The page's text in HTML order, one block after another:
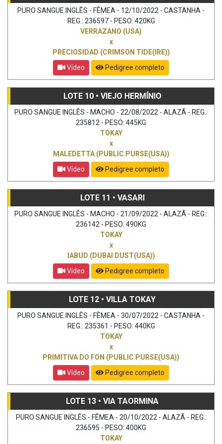
PURO SANGUE INGLÊS - FÊMEA - 12/10/2022 - CASTANHA -
REG.: 236597 - PESO: 420KG
VERRAZANO (USA)
x
PRECIOSIDAD (CRIMSON TIDE(IRE))
Vídeo
Pedigree completo
LOTE 10 • VIEJO HERMÍNIO
PURO SANGUE INGLÊS - MACHO - 22/08/2022 - ALAZÃ - REG.:
235812 - PESO: 445KG
TOKAY
x
MALEDETTA (PUBLIC PURSE(USA))
Vídeo
Pedigree completo
LOTE 11 • VASARI
PURO SANGUE INGLÊS - MACHO - 21/09/2022 - ALAZÃ - REG.:
236142 - PESO: 490KG
TOKAY
x
IABUD (DUBAI DUST(USA))
Vídeo
Pedigree completo
LOTE 12 • VILLA TOKAY
PURO SANGUE INGLÊS - FÊMEA - 30/07/2022 - CASTANHA -
REG.: 235361 - PESO: 440KG
TOKAY
x
PRIMITIVA DO FON (PUBLIC PURSE(USA))
Vídeo
Pedigree completo
LOTE 13 • VIA TAORMINA
PURO SANGUE INGLÊS - FÊMEA - 20/10/2022 - ALAZÃ - REG.:
236595 - PESO: 400KG
TOKAY